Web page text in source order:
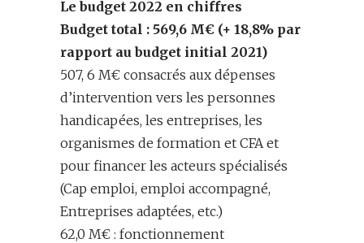
Le budget 2022 en chiffres
Budget total : 569,6 M€ (+ 18,8% par
rapport au budget initial 2021)
507, 6 M€ consacrés aux dépenses
d’intervention vers les personnes
handicapées, les entreprises, les
organismes de formation et CFA et
pour financer les acteurs spécialisés
(Cap emploi, emploi accompagné,
Entreprises adaptées, etc.)
62,0 M€ : fonctionnement